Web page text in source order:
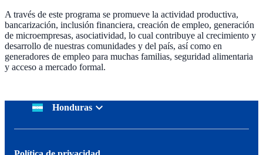
A través de este programa se promueve la actividad productiva,
bancarización, inclusión financiera, creación de empleo, generación
de microempresas, asociatividad, lo cual contribuye al crecimiento y
desarrollo de nuestras comunidades y del país, así como en
generadores de empleo para muchas familias, seguridad alimentaria
y acceso a mercado formal.
Honduras